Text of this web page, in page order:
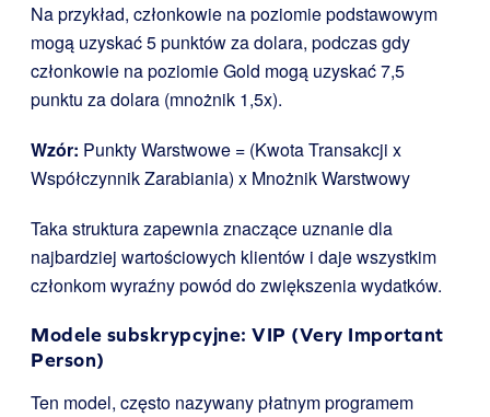
Na przykład, członkowie na poziomie podstawowym
mogą uzyskać 5 punktów za dolara, podczas gdy
członkowie na poziomie Gold mogą uzyskać 7,5
punktu za dolara (mnożnik 1,5x).
Wzór: Punkty Warstwowe = (Kwota Transakcji x
Współczynnik Zarabiania) x Mnożnik Warstwowy
Taka struktura zapewnia znaczące uznanie dla
najbardziej wartościowych klientów i daje wszystkim
członkom wyraźny powód do zwiększenia wydatków.
Modele subskrypcyjne: VIP (Very Important
Person)
Ten model, często nazywany płatnym programem